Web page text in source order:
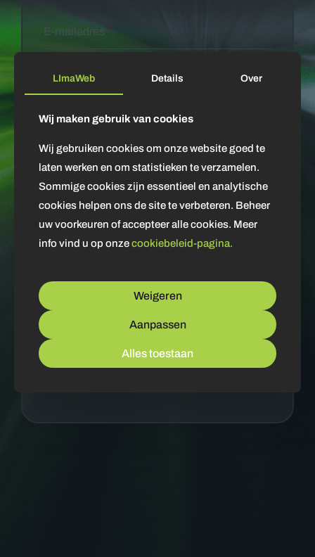
E-mailadres*
Telefoonnummer
Onderwerp*
Bericht (optioneel)
Verzenden
LImaWeb Details Over
Wij maken gebruik van cookies
Wij gebruiken cookies om onze website goed te
laten werken en om statistieken te verzamelen.
Sommige cookies zijn essentieel en analytische
cookies helpen ons de site te verbeteren. Beheer
uw voorkeuren of accepteer alle cookies. Meer
info vind u op onzecookiebeleid-pagina.
Weigeren
Aanpassen
Alles toestaan